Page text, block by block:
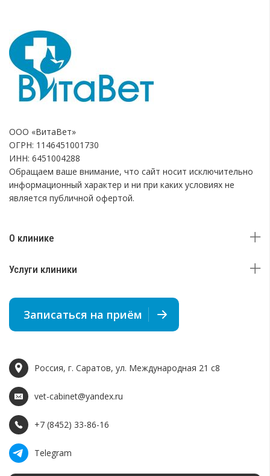
ООО «ВитаВет»
ОГРН: 1146451001730
ИНН: 6451004288
Обращаем ваше внимание, что сайт носит исключительно
информационный характер и ни при каких условиях не
является публичной офертой.
О клинике
Услуги клиники
Записаться на приём
Россия, г. Саратов, ул. Международная 21 c8
vet-cabinet@yandex.ru
+7 (8452) 33-86-16
Telegram